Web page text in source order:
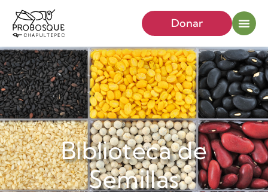
Donar
Biblioteca de
Semillas